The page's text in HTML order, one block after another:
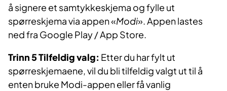
å signere et samtykkeskjema og fylle ut
spørreskjema via appen «Modi». Appen lastes
ned fra Google Play / App Store.
Trinn 5 Tilfeldig valg: Etter du har fylt ut
spørreskjemaene, vil du bli tilfeldig valgt ut til å
enten bruke Modi-appen eller få vanlig